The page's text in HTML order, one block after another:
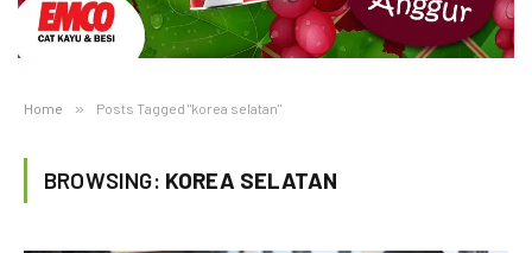
Home » Posts Tagged "korea selatan"
BROWSING: KOREA SELATAN